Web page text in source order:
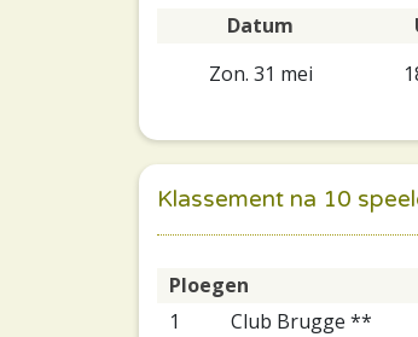
Datum
Zon. 31 mei
Klassement na 10
Ploegen
1
Club Brugge **